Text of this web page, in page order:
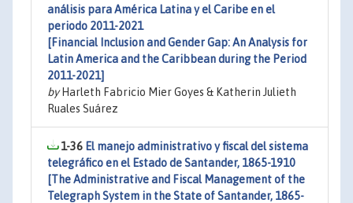
análisis para América Latina y el Caribe en el
periodo 2011-2021
[Financial Inclusion and Gender Gap: An Analysis for
Latin America and the Caribbean during the Period
2011-2021]
byHarleth Fabricio Mier Goyes & Katherin Julieth
Ruales Suárez
1-36 El manejo administrativo y fiscal del sistema
telegráfico en el Estado de Santander, 1865-1910
[The Administrative and Fiscal Management of the
Telegraph System in the State of Santander, 1865-